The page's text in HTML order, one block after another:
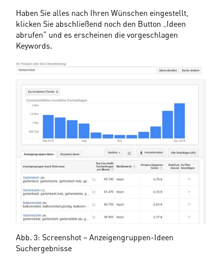
Haben Sie alles nach Ihren Wünschen eingestellt,
klicken Sie abschließend noch den Button „Ideen
abrufen“ und es erscheinen die vorgeschlagen
Keywords.
Abb. 3: Screenshot – Anzeigengruppen-Ideen
Suchergebnisse